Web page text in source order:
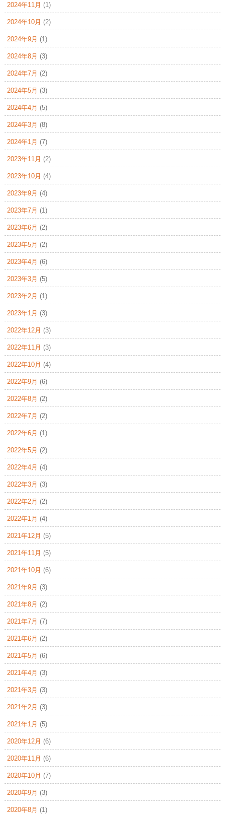
2024年11月 (1)
2024年10月 (2)
2024年9月 (1)
2024年8月 (3)
2024年7月 (2)
2024年5月 (3)
2024年4月 (5)
2024年3月 (8)
2024年1月 (7)
2023年11月 (2)
2023年10月 (4)
2023年9月 (4)
2023年7月 (1)
2023年6月 (2)
2023年5月 (2)
2023年4月 (6)
2023年3月 (5)
2023年2月 (1)
2023年1月 (3)
2022年12月 (3)
2022年11月 (3)
2022年10月 (4)
2022年9月 (6)
2022年8月 (2)
2022年7月 (2)
2022年6月 (1)
2022年5月 (2)
2022年4月 (4)
2022年3月 (3)
2022年2月 (2)
2022年1月 (4)
2021年12月 (5)
2021年11月 (5)
2021年10月 (6)
2021年9月 (3)
2021年8月 (2)
2021年7月 (7)
2021年6月 (2)
2021年5月 (6)
2021年4月 (3)
2021年3月 (3)
2021年2月 (3)
2021年1月 (5)
2020年12月 (6)
2020年11月 (6)
2020年10月 (7)
2020年9月 (3)
2020年8月 (1)